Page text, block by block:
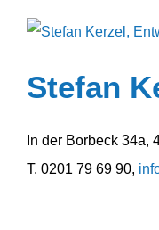
Stefan
In der Borbeck 34a,
T. 0201 79 69 90,